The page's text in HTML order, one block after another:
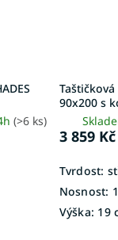
(>6 ks)
90x200 s
3 859 Kč
Tvrdost:
Nosnost:
Výška: 19